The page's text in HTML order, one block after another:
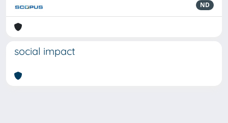
ND
social impact